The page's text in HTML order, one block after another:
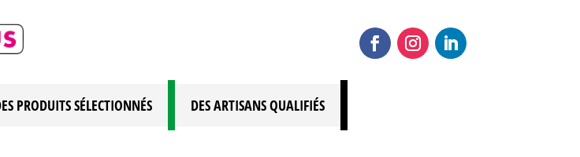
PRODUITS SÉLECTIONNÉS DES ARTISANS QUALIFIÉS